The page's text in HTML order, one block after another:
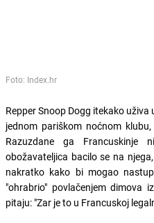
Foto: Index.hr
Repper Snoop Dogg itekako
jednom pariškom noćnom
Razuzdane ga Francuskinje
obožavateljica bacilo se na
nakratko kako bi mogao
"ohrabrio" povlačenjem dimova
pitaju: "Zar je to u Francuskoj